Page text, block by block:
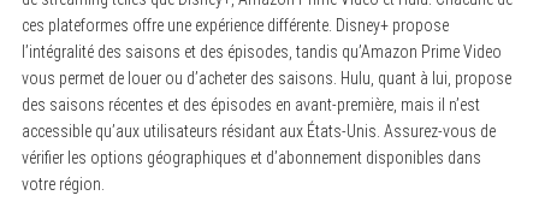
ces plateformes offre une expérience différente. Disney+ propose
l’intégralité des saisons et des épisodes, tandis qu’Amazon Prime Video
vous permet de louer ou d’acheter des saisons. Hulu, quant à lui, propose
des saisons récentes et des épisodes en avant-première, mais il n’est
accessible qu’aux utilisateurs résidant aux États-Unis. Assurez-vous de
vérifier les options géographiques et d’abonnement disponibles dans
votre région.